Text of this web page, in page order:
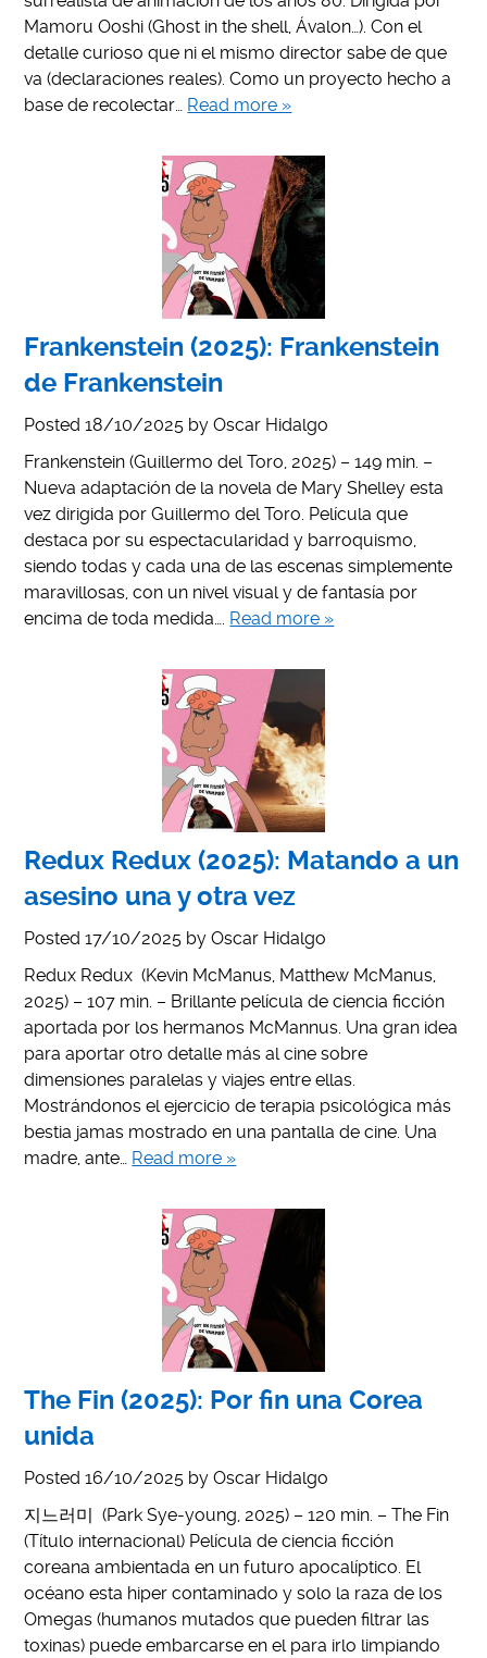
Mamoru Ooshi (Ghost in the shell, Ávalon…). Con el
detalle curioso que ni el mismo director sabe de que
va (declaraciones reales). Como un proyecto hecho a
base de recolectar… Read more »
Frankenstein (2025): Frankenstein
de Frankenstein
Posted18/10/2025 byOscar Hidalgo
Frankenstein (Guillermo del Toro, 2025) – 149 min. –
Nueva adaptación de la novela de Mary Shelley esta
vez dirigida por Guillermo del Toro. Película que
destaca por su espectacularidad y barroquismo,
siendo todas y cada una de las escenas simplemente
maravillosas, con un nivel visual y de fantasía por
encima de toda medida…. Read more »
Redux Redux (2025): Matando a un
asesino una y otra vez
Posted17/10/2025 byOscar Hidalgo
Redux Redux (Kevin McManus, Matthew McManus,
2025) – 107 min. – Brillante película de ciencia ficción
aportada por los hermanos McMannus. Una gran idea
para aportar otro detalle más al cine sobre
dimensiones paralelas y viajes entre ellas.
Mostrándonos el ejercicio de terapia psicológica más
bestia jamas mostrado en una pantalla de cine. Una
madre, ante… Read more »
The Fin (2025): Por fin una Corea
unida
Posted16/10/2025 byOscar Hidalgo
지느러미 (Park Sye-young, 2025) – 120 min. – The Fin
(Título internacional) Película de ciencia ficción
coreana ambientada en un futuro apocalíptico. El
océano esta hiper contaminado y solo la raza de los
Omegas (humanos mutados que pueden filtrar las
toxinas) puede embarcarse en el para irlo limpiando